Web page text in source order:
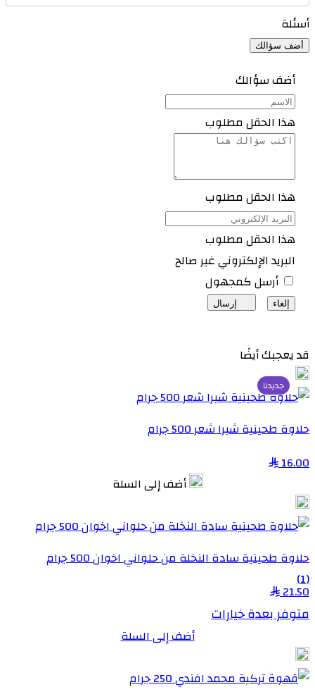
أسئلة
أضف سؤالك
أضف سؤالك
هذا الحقل مطلوب
هذا الحقل مطلوب
هذا الحقل مطلوب
البريد الإلكتروني غير صالح
أرسل كمجهول
إلغاء إرسال
قد يعجبك أيضًا
حلاوة طحينية شبرا شعر 500 جرام
16.00
أضف إلى السلة
حلاوة طحينية سادة النخلة من حلواني اخوان 500 جرام
(1)
21.50
متوفر بعدة خيارات
أضف إلى السلة
جديدنا